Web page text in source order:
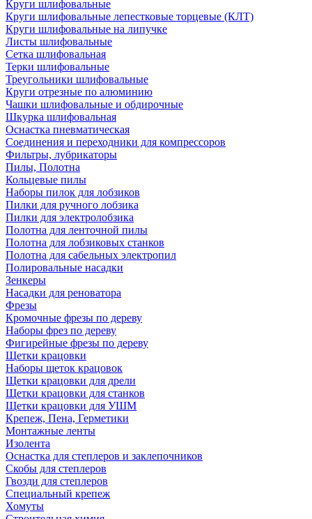
Круги шлифовальные
Круги шлифовальные лепестковые торцевые (КЛТ)
Круги шлифовальные на липучке
Листы шлифовальные
Сетка шлифовальная
Терки шлифовальные
Треугольники шлифовальные
Круги отрезные по алюминию
Чашки шлифовальные и обдирочные
Шкурка шлифовальная
Оснастка пневматическая
Соединения и переходники для компрессоров
Фильтры, лубрикаторы
Пилы, Полотна
Кольцевые пилы
Наборы пилок для лобзиков
Пилки для ручного лобзика
Пилки для электролобзика
Полотна для ленточной пилы
Полотна для лобзиковых станков
Полотна для сабельных электропил
Полировальные насадки
Зенкеры
Насадки для реноватора
Фрезы
Кромочные фрезы по дереву
Наборы фрез по дереву
Фигирейные фрезы по дереву
Щетки крацовки
Наборы щеток крацовок
Щетки крацовки для дрели
Щетки крацовки для станков
Щетки крацовки для УШМ
Крепеж, Пена, Герметики
Монтажные ленты
Изолента
Оснастка для степлеров и заклепочников
Скобы для степлеров
Гвозди для степлеров
Специальный крепеж
Хомуты